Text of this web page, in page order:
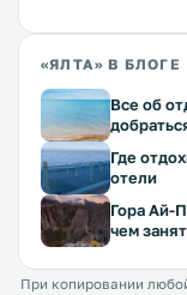
«ЯЛТА» В БЛОГЕ
Все об
Где
отели
Гора Ай-
чем
При копировании